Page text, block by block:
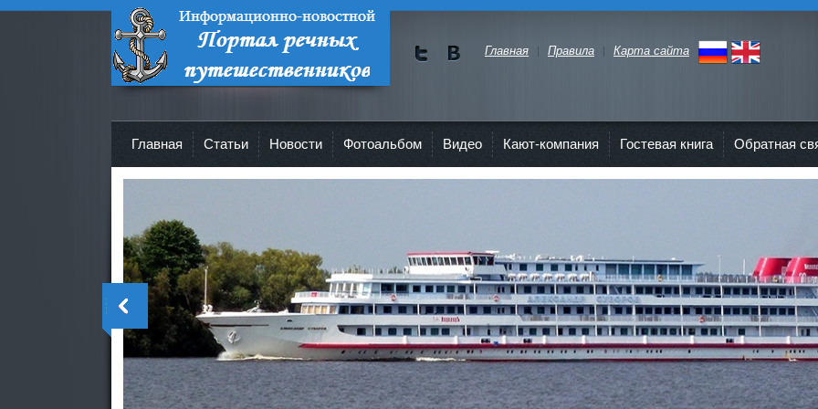
Портал речных путешественников -
Главная Правила Карта сайта
Главная Cтатьи Новости Фотоальбом Видео Кают-компания Гостевая книга Обратная